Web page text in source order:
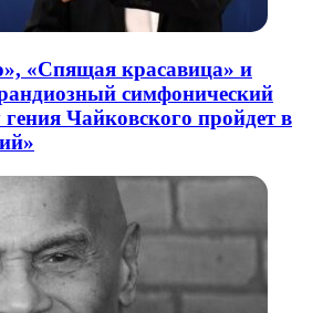
«Спящая красавица» и
симфонический
гения Чайковского пройдет в